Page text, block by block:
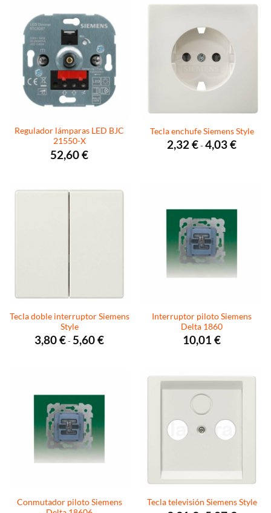
hasta
Regulador lámparas LED BJC
21550-X
52,60€
Tecla enchufe Siemens Style
2,32 €-4,03€Rango
de
Tecla doble interruptor Siemens
Style
3,80€- 5,60€Rango
de
Interruptor piloto Siemens
Delta 1860
10,01€
Conmutador piloto Siemens
Tecla televisión Siemens Style